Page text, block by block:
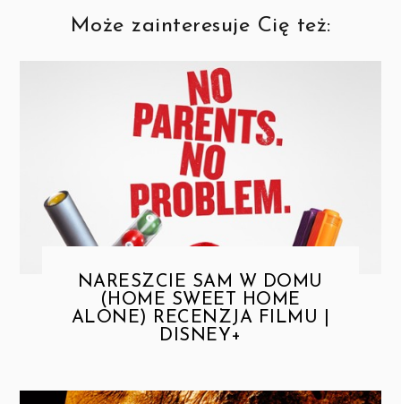
Może zainteresuje Cię też:
NARESZCIE SAM W DOMU
(HOME SWEET HOME
ALONE) RECENZJA FILMU |
DISNEY+